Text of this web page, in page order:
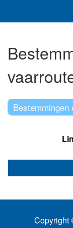
Bestemmingen
Copyright